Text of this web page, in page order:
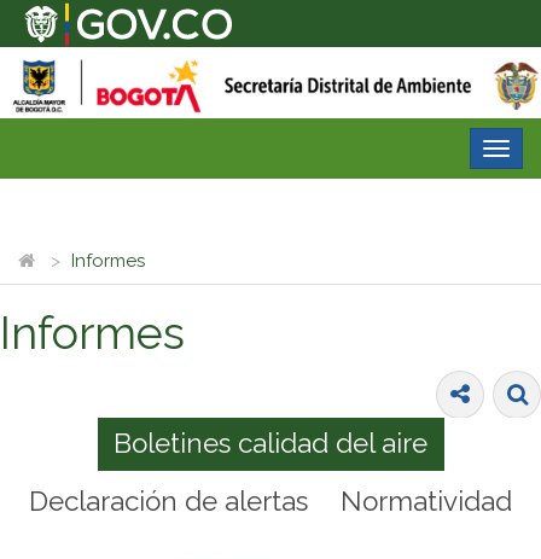
Informes
Informes
Boletines calidad del aire
Declaración de alertas
Normatividad